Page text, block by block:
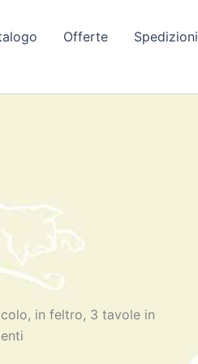
Offerte Spedizioni
in feltro, 3 tavole in